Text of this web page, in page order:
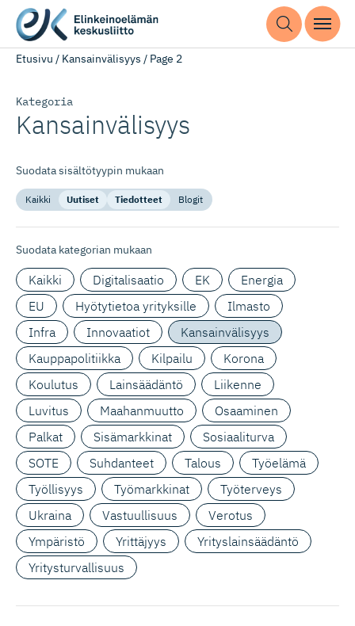
Etusivu / Kansainvälisyys / Page 2
Kategoria
Kansainvälisyys
Suodata sisältötyypin mukaan
Kaikki Uutiset Tiedotteet Blogit
Suodata kategorian mukaan
Kaikki Digitalisaatio EK
Energia
EU
Hyötytietoa yrityksille
Ilmasto
Infra
Innovaatiot
Kansainvälisyys
Kauppapolitiikka
Kilpailu
Korona
Koulutus
Lainsäädäntö
Liikenne
Luvitus
Maahanmuutto
Osaaminen
Palkat
Sisämarkkinat
Sosiaaliturva
SOTE
Suhdanteet Talous
Työelämä
Työllisyys
Työmarkkinat
Työterveys
Ukraina
Vastuullisuus
Verotus
Ympäristö
Yrittäjyys
Yrityslainsäädäntö
Yritysturvallisuus